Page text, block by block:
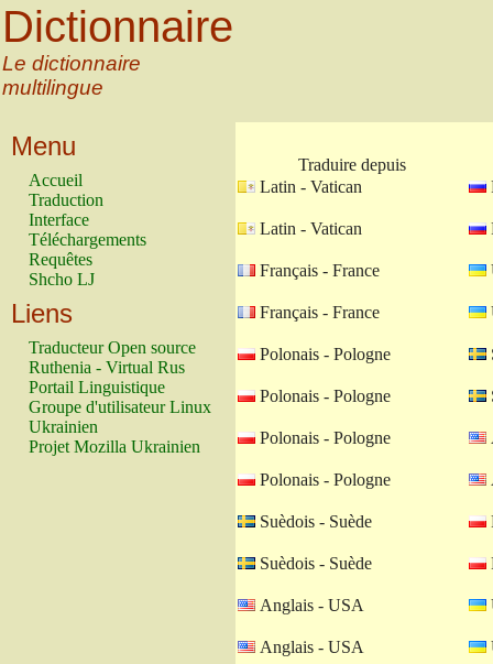
Dictionnaire
Le dictionnaire
multilingue
Menu
Accueil
Traduction
Interface
Téléchargements
Requêtes
Shcho LJ
Liens
Traducteur Open source
Ruthenia - Virtual Rus
Portail Linguistique
Groupe d'utilisateur Linux
Ukrainien
Projet Mozilla Ukrainien
Traduire depuis
Latin - Vatican
Latin - Vatican
Français - France
Français - France
Polonais - Pologne
Polonais - Pologne
Polonais - Pologne
Polonais - Pologne
Suèdois - Suède
Suèdois - Suède
Anglais - USA
Anglais - USA